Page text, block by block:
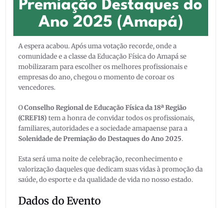
Premiação Destaques do
Ano 2025 (Amapá)
A espera acabou. Após uma votação recorde, onde a
comunidade e a classe da Educação Física do Amapá se
mobilizaram para escolher os melhores profissionais e
empresas do ano, chegou o momento de coroar os
vencedores.
OConselho Regional de Educação Física da 18ª Região
(CREF18) tem a honra de convidar todos os profissionais,
familiares, autoridades e a sociedade amapaense para a
Solenidade de Premiação do Destaques do Ano 2025.
Esta será uma noite de celebração, reconhecimento e
valorização daqueles que dedicam suas vidas à promoção da
saúde, do esporte e da qualidade de vida no nosso estado.
Dados do Evento